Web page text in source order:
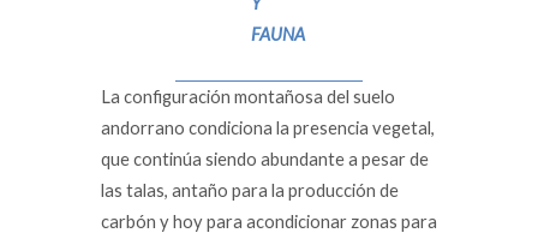
FAUNA
La configuración montañosa del suelo
andorrano condiciona la presencia vegetal,
que continúa siendo abundante a pesar de
las talas, antaño para la producción de
carbón y hoy para acondicionar zonas para